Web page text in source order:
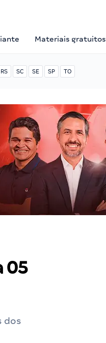
Materiais gratuitos
RS SC SE SP TO
05
dos